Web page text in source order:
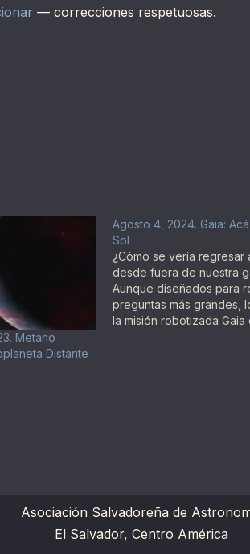
— correcciones respetuosas.
Metano
Distante
Agosto 4, 2024. Gaia:
Sol
¿Cómo se vería regresar
desde fuera de nuestra
Aunque diseñados para
preguntas más grandes,
la misión robotizada Gaia
Asociación Salvadoreña de
El Salvador, Centro América